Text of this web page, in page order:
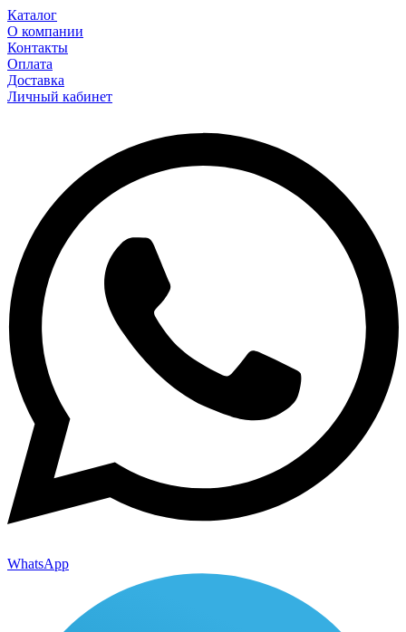
Каталог
О компании
Контакты
Оплата
Доставка
Личный кабинет
WhatsApp